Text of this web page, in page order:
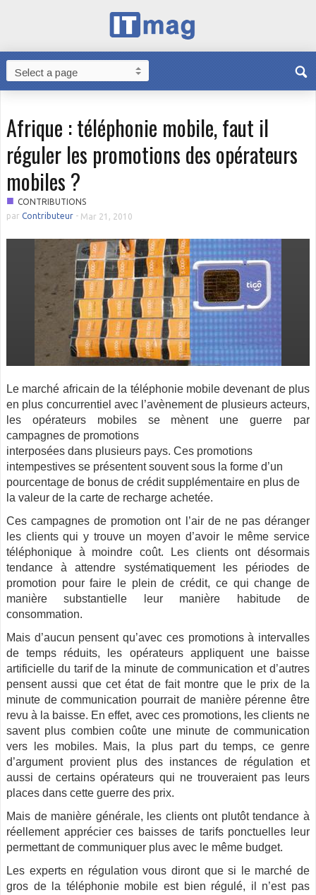
Afrique : téléphonie mobile, faut il
réguler les promotions des opérateurs
mobiles ?
■ CONTRIBUTIONS
par Contributeur - Mar 21, 2010
Le marché africain de la téléphonie mobile devenant de plus
en plus concurrentiel avec l’avènement de plusieurs acteurs,
les opérateurs mobiles se mènent une guerre par
campagnes de promotions
interposées dans plusieurs pays. Ces promotions
intempestives se présentent souvent sous la forme d’un
pourcentage de bonus de crédit supplémentaire en plus de
la valeur de la carte de recharge achetée.
Ces campagnes de promotion ont l’air de ne pas déranger
les clients qui y trouve un moyen d’avoir le même service
téléphonique à moindre coût. Les clients ont désormais
tendance à attendre systématiquement les périodes de
promotion pour faire le plein de crédit, ce qui change de
manière substantielle leur manière habitude de
consommation.
Mais d’aucun pensent qu’avec ces promotions à intervalles
de temps réduits, les opérateurs appliquent une baisse
artificielle du tarif de la minute de communication et d’autres
pensent aussi que cet état de fait montre que le prix de la
minute de communication pourrait de manière pérenne être
revu à la baisse. En effet, avec ces promotions, les clients ne
savent plus combien coûte une minute de communication
vers les mobiles. Mais, la plus part du temps, ce genre
d’argument provient plus des instances de régulation et
aussi de certains opérateurs qui ne trouveraient pas leurs
places dans cette guerre des prix.
Mais de manière générale, les clients ont plutôt tendance à
réellement apprécier ces baisses de tarifs ponctuelles leur
permettant de communiquer plus avec le même budget.
Les experts en régulation vous diront que si le marché de
gros de la téléphonie mobile est bien régulé, il n’est pas